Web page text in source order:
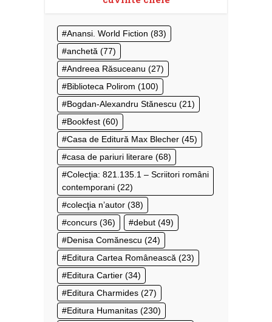
Anansi. World Fiction (83)
anchetă (77)
Andreea Răsuceanu (27)
Biblioteca Polirom (100)
Bogdan-Alexandru Stănescu (21)
Bookfest (60)
Casa de Editură Max Blecher (45)
casa de pariuri literare (68)
Colecţia: 821.135.1 – Scriitori români
contemporani (22)
colecţia n’autor (38)
concurs (36) debut (49)
Denisa Comănescu (24)
Editura Cartea Românească (23)
Editura Cartier (34)
Editura Charmides (27)
Editura Humanitas (230)